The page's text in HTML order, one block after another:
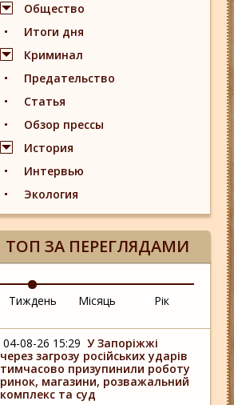
Общество
Итоги дня
Криминал
Предательство
Статья
Обзор прессы
История
Интервью
Экология
ТОП ЗА ПЕРЕГЛЯДАМИ
Тиждень Місяць Рік
04-08-26 15:29 У Запоріжжі
через загрозу російських ударів
тимчасово призупинили роботу
ринок, магазини, розважальний
комплекс та суд